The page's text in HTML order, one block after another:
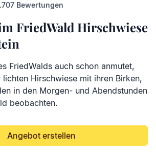
Bewertungen
FriedWald Hirschwiese
FriedWalds auch schon anmutet,
Hirschwiese mit ihren Birken,
in den Morgen- und Abendstunden
beobachten.
Angebot erstellen